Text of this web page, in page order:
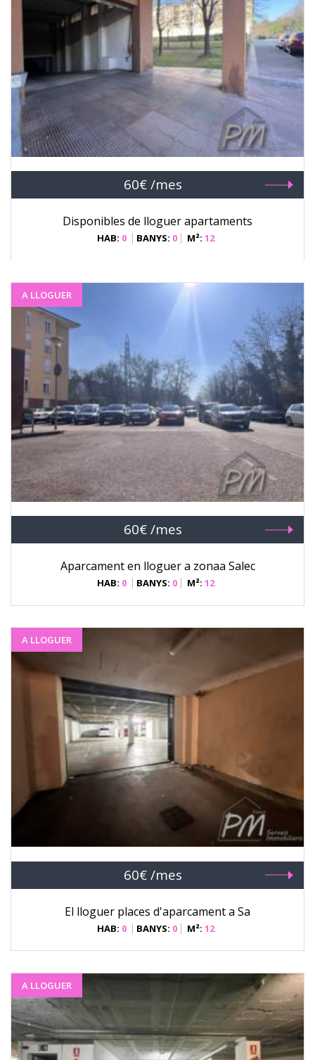
60€ /mes
Disponibles de lloguer apartaments
HAB: 0 BANYS: 0 M²: 12
A LLOGUER
60€ /mes
Aparcament en lloguer a zonaa Salec
HAB: 0 BANYS: 0 M²: 12
A LLOGUER
60€ /mes
El lloguer places d'aparcament a Sa
HAB: 0 BANYS: 0 M²: 12
A LLOGUER